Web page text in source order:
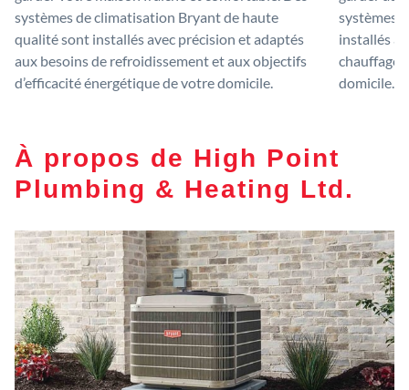
systèmes de climatisation Bryant de haute
qualité sont installés avec précision et adaptés
aux besoins de refroidissement et aux objectifs
d’efficacité énergétique de votre domicile.
systèmes
installés
chauffage
domicile.
À propos de High Point
Plumbing & Heating Ltd.